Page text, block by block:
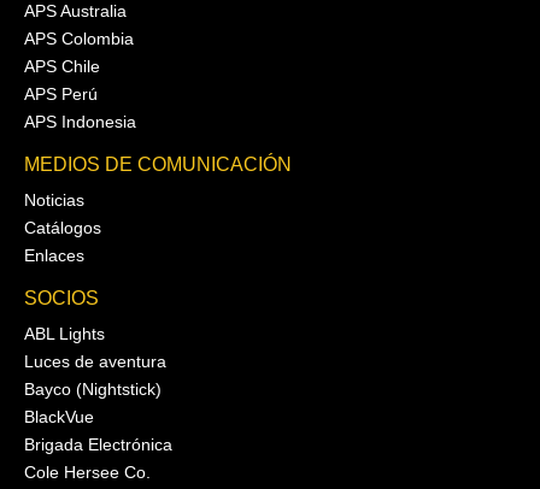
APS Australia
APS Colombia
APS Chile
APS Perú
APS Indonesia
MEDIOS DE COMUNICACIÓN
Noticias
Catálogos
Enlaces
SOCIOS
ABL Lights
Luces de aventura
Bayco (Nightstick)
BlackVue
Brigada Electrónica
Cole Hersee Co.